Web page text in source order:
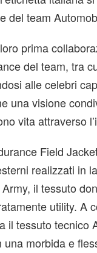
del team
prima
del team, tra
alle celebri
una visione
vita attraverso
Field
realizzati in
il tessuto
utility. A
il tessuto tecnico
una morbida e